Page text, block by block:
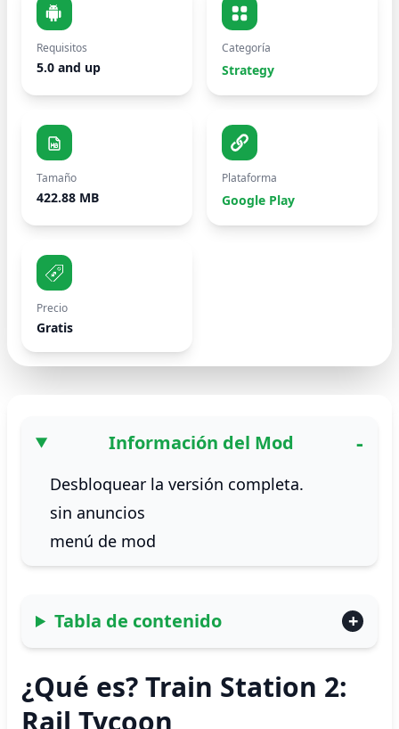
Requisitos
5.0 and up
Categoría
Strategy
Tamaño
422.88 MB
Plataforma
Google Play
Precio
Gratis
Información del Mod
Desbloquear la versión completa.
sin anuncios
menú de mod
Tabla de contenido
¿Qué es? Train Station 2:
Rail Tycoon